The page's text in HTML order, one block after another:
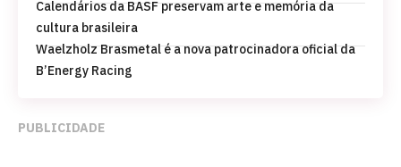
Calendários da BASF preservam arte e memória da
cultura brasileira
Waelzholz Brasmetal é a nova patrocinadora oficial da
B’Energy Racing
PUBLICIDADE